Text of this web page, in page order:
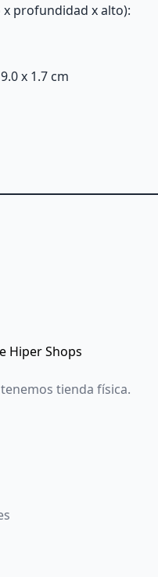
profundidad x alto):
x 1.7 cm
Hiper Shops
tienda física.